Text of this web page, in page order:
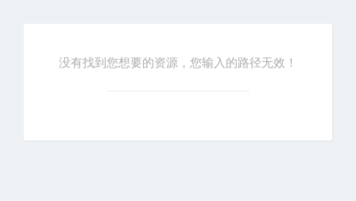
没有找到您想要的资源，您输入的路径无效！